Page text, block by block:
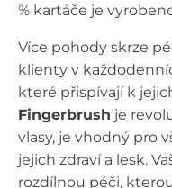
% kartáče je
Více pohody skrze
klienty v
které přispívají k
Fingerbrush je
vlasy, je vhodný pro
jejich zdraví a lesk.
rozdílnou péči,